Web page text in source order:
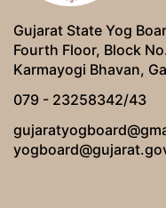
Gujarat State Yog
Fourth Floor, Block
Karmayogi Bhavan,
079 - 23258342/43